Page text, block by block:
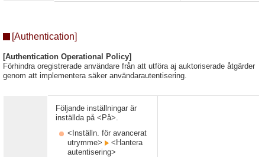
[Authentication]
[Authentication Operational Policy]
Förhindra oregistrerade användare från att utföra aj auktoriserade åtgärder
genom att implementera säker användarautentisering.
Följande inställningar är
inställda på <På>.
<Inställn. för avancerat
utrymme>
<Hantera
autentisering>